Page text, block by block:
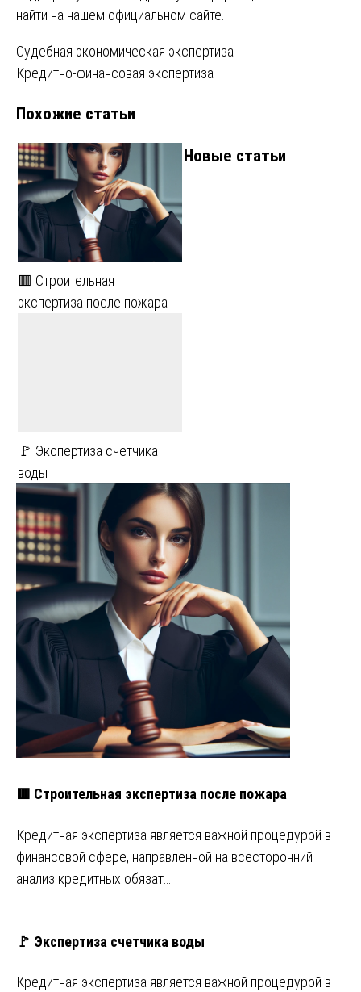
найти на нашем официальном сайте
Навигация
по
записям
Судебная экономическая экспертиза
Кредитно-финансовая экспертиза
Похожие статьи
🟥 Строительная
экспертиза после пожара
🚩 Экспертиза счетчика
воды
Новые статьи
🟥 Строительная экспертиза после пожара
Кредитная экспертиза является важной процедурой в
финансовой сфере, направленной на всесторонний
анализ кредитных обязат…
🚩 Экспертиза счетчика воды
Кредитная экспертиза является важной процедурой в